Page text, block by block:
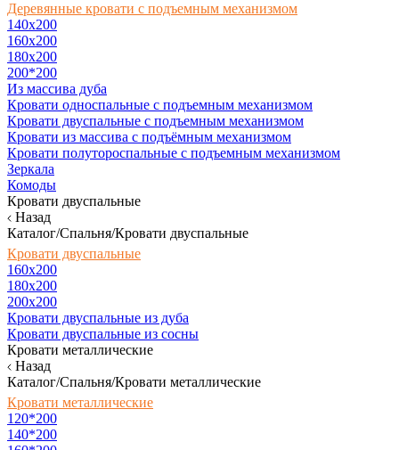
Деревянные кровати с подъемным механизмом
140x200
160х200
180х200
200*200
Из массива дуба
Кровати односпальные с подъемным механизмом
Кровати двуспальные с подъемным механизмом
Кровати из массива с подъёмным механизмом
Кровати полутороспальные с подъемным механизмом
Зеркала
Комоды
Кровати двуспальные
Назад
Каталог/Спальня/Кровати двуспальные
Кровати двуспальные
160х200
180x200
200x200
Кровати двуспальные из дуба
Кровати двуспальные из сосны
Кровати металлические
Назад
Каталог/Спальня/Кровати металлические
Кровати металлические
120*200
140*200